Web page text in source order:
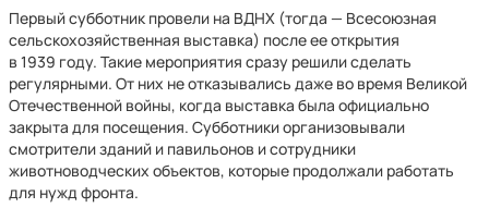
Первый субботник провели на ВДНХ (тогда — Всесоюзная
сельскохозяйственная выставка) после ее открытия
в 1939 году. Такие мероприятия сразу решили сделать
регулярными. От них не отказывались даже во время Великой
Отечественной войны, когда выставка была официально
закрыта для посещения. Субботники организовывали
смотрители зданий и павильонов и сотрудники
животноводческих объектов, которые продолжали работать
для нужд фронта.